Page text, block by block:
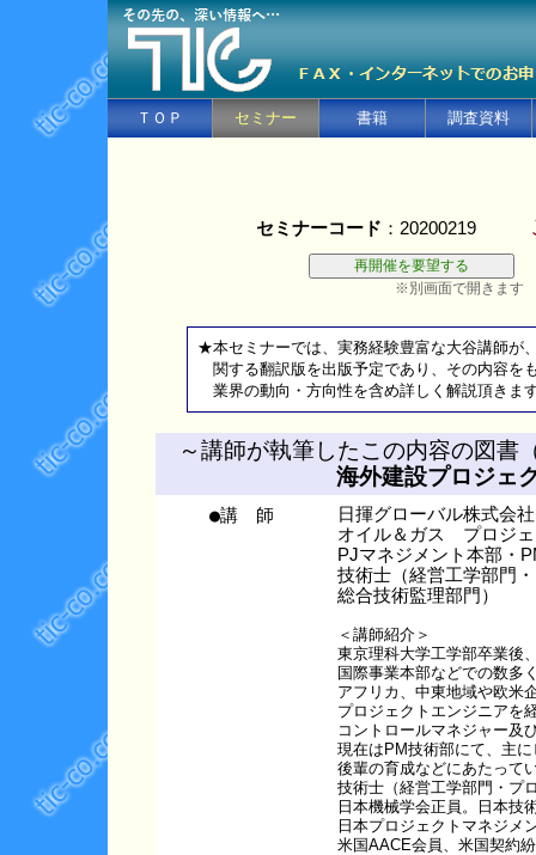
ＴＯＰ セミナー 書籍 調査資料
セミナーコード ：20200219
※別画面で開きます
★本セミナーでは、実務経験豊富な大谷講師が
関する翻訳版を出版予定であり、その内容を
業界の動向・方向性を含め詳しく解説頂きま
～講師が執筆したこの内容の図書
海外建設プロジェ
●講 師
日揮グローバル株式会社
オイル＆ガス プロジェ
PJマネジメント本部・
技術士（経営工学部門
総合技術監理部門）
＜講師紹介＞
東京理科大学工学部卒業後
国際事業本部などでの数多
アフリカ、中東地域や欧米
プロジェクトエンジニアを
コントロールマネジャー及
現在はPM技術部にて、主
後輩の育成などにあたって
技術士（経営工学部門・プ
日本機械学会正員。日本技
日本プロジェクトマネジメ
米国AACE会員、米国契約